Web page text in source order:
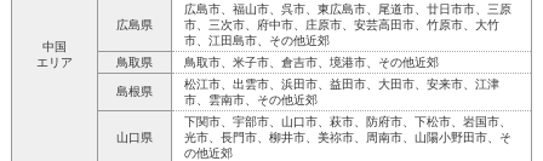
中国
エリア
広島県
広島市、福山市、呉市、東広島市、尾道市、廿日市市、三原
市、三次市、府中市、庄原市、安芸高田市、竹原市、大竹
市、江田島市、その他近郊
鳥取県
鳥取市、米子市、倉吉市、境港市、その他近郊
島根県
松江市、出雲市、浜田市、益田市、大田市、安来市、江津
市、雲南市、その他近郊
山口県
下関市、宇部市、山口市、萩市、防府市、下松市、岩国市、
光市、長門市、柳井市、美祢市、周南市、山陽小野田市、そ
の他近郊